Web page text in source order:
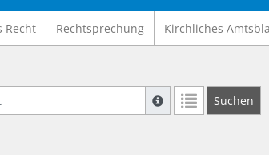
Recht Rechtsprechung Kirchliches
Suche mit Suchen